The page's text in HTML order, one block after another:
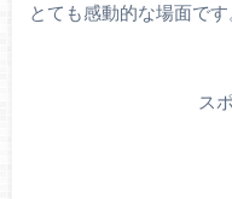
とても感動的な場面です
ス